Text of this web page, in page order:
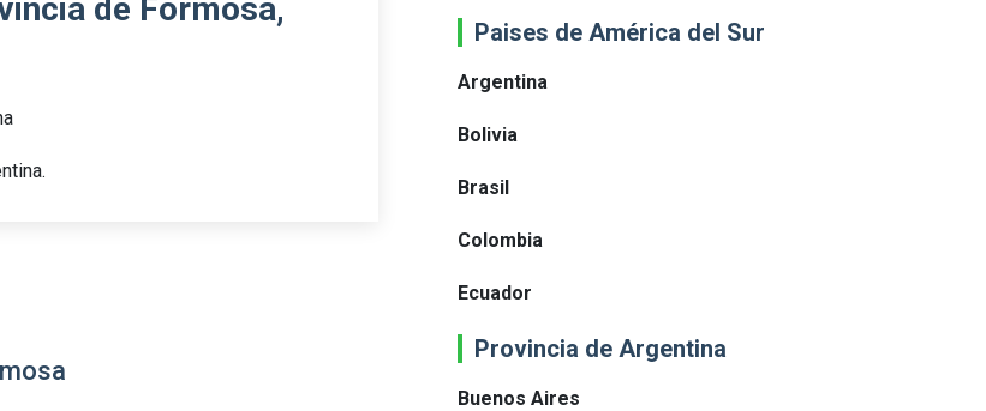
de Formosa,
Paises de América del Sur
Argentina
Bolivia
Brasil
Colombia
Ecuador
Provincia de Argentina
Buenos Aires